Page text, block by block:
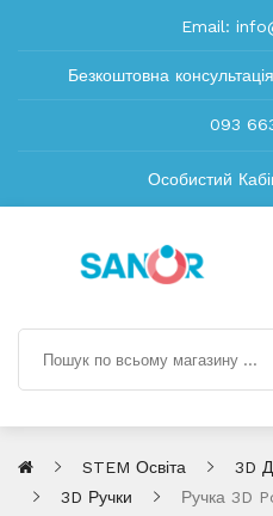
Email:
Безкоштовна
093
Особистий
STEM Освіта
3D
3D Ручки
Ручка 3D